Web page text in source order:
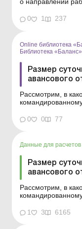
о направлении
учету. Практическая ситуация
уведомлять ...
0 1 237
Online библиотека
Библиотека «Баланс»
Размер
авансового
Рассмотрим, в
также когда и в
бухгалтерию
или под о...
0 0 77
Данные для расчетов
Размер
авансового
Рассмотрим, в
также когда и в
бухгалтерию
1 3 6165